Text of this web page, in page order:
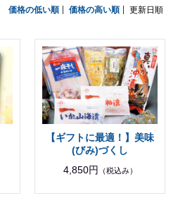
価格の低い順 価格の高い順 更新日順
【ギフトに最適！】美味
(びみ)づくし
4,850円
（税込み）